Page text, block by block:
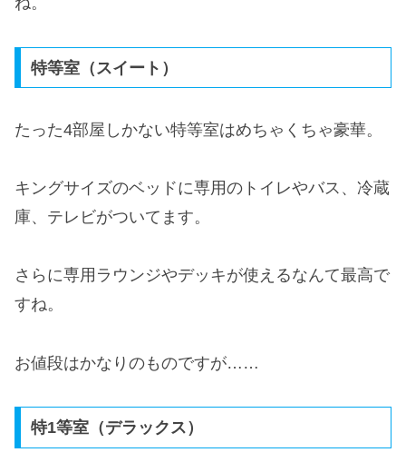
特等室（スイート）
たった4部屋しかない特等室はめちゃくちゃ豪華。
キングサイズのベッドに専用のトイレやバス、冷蔵
庫、テレビがついてます。
さらに専用ラウンジやデッキが使えるなんて最高で
すね。
お値段はかなりのものですが……
特1等室（デラックス）